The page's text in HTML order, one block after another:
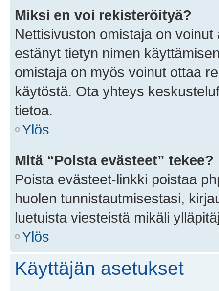
Miksi en voi rekisteröityä?
Nettisivuston omistaja on
estänyt tietyn nimen
omistaja on myös voinut ottaa
käytöstä. Ota yhteys
tietoa.
Ylös
Mitä “Poista evästeet” tekee?
Poista evästeet-linkki poistaa
huolen tunnistautmisestasi,
luetuista viesteistä mikäli
Ylös
Käyttäjän asetukset